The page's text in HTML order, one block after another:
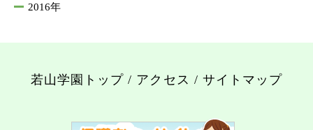
2016年
若山学園トップ / アクセス / サイトマップ